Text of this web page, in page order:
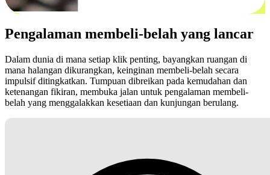
Pengalaman membeli-belah yang lancar
Dalam dunia di mana setiap klik penting, bayangkan ruangan di
mana halangan dikurangkan, keinginan membeli-belah secara
impulsif ditingkatkan. Tumpuan dibreikan pada kemudahan dan
ketenangan fikiran, membuka jalan untuk pengalaman membeli-
belah yang menggalakkan kesetiaan dan kunjungan berulang.